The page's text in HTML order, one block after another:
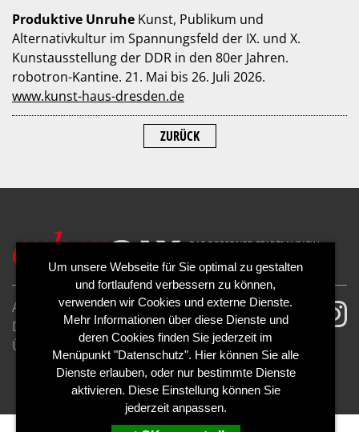
Produktive Unruhe Kunst, Publikum und
Alternativkultur im Spannungsfeld der IX. und X.
Kunstausstellung der DDR in den 80er Jahren.
robotron-Kantine. 21. Mai bis 26. Juli 2026.
www.kunst-haus-dresden.de
ZURÜCK
AGB
Impressum
Datenschutzerklärung
Cookies
Über uns
Kontakt
Mediadaten
Abo kündigen
Abo widerrufen
Um unsere Webseite für Sie optimal zu gestalten
und fortlaufend verbessern zu können,
verwenden wir Cookies und externe Dienste.
Mehr Informationen über diese Dienste und
deren Cookies finden Sie jederzeit im
Menüpunkt "Datenschutz". Hier können Sie alle
Dienste erlauben, oder nur bestimmte Dienste
aktivieren. Diese Einstellung können Sie
jederzeit anpassen.